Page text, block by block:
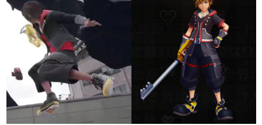
ゲームが変えた日本語
「経験値」「裏技」「ラスボス」… ゲームにまつわる言葉
の起源や用法の変遷を、コンピューター文化史研究家・タ
イニーP氏が徹底調査。
カテゴリ
特集記事
マンガ